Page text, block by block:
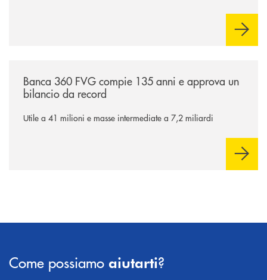
Banca 360 FVG compie 135 anni e approva un
bilancio da record
Utile a 41 milioni e masse intermediate a 7,2 miliardi
Come possiamo aiutarti?